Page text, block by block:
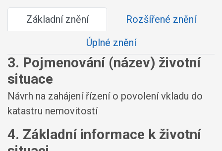
Základní znění
Rozšířené znění
Úplné znění
3. Pojmenování (název) životní
situace
Návrh na zahájení řízení o povolení vkladu do
katastru nemovitostí
4. Základní informace k životní